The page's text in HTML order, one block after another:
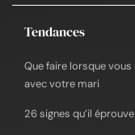
Tendances
Que faire lorsque
avec votre mari
26 signes qu’il